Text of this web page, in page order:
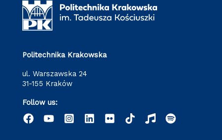
Politechnika Krakowska
ul. Warszawska 24
31-155 Kraków
Follow us: